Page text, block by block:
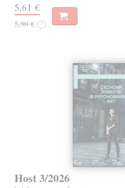
5,61 €
5,90 € ?
Host 3/2026